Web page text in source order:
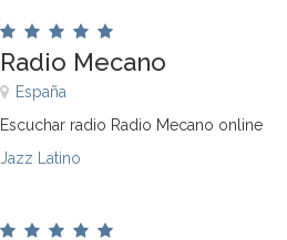
Radio Mecano
España
Escuchar radio Radio Mecano online
Jazz Latino